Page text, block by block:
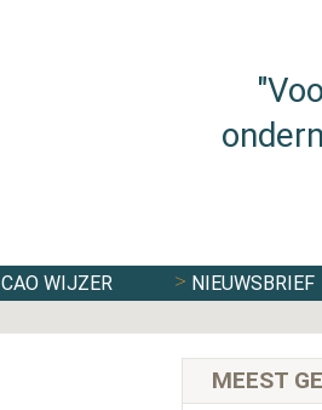
CAO WIJZER NIEUWSBRIEF
MEEST